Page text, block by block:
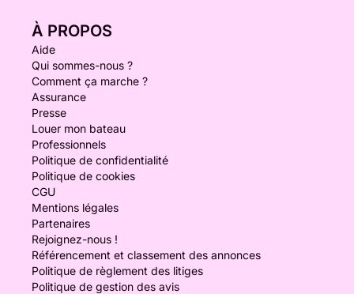
À PROPOS
Aide
Qui sommes-nous ?
Comment ça marche ?
Assurance
Presse
Louer mon bateau
Professionnels
Politique de confidentialité
Politique de cookies
CGU
Mentions légales
Partenaires
Rejoignez-nous !
Référencement et classement des annonces
Politique de règlement des litiges
Politique de gestion des avis